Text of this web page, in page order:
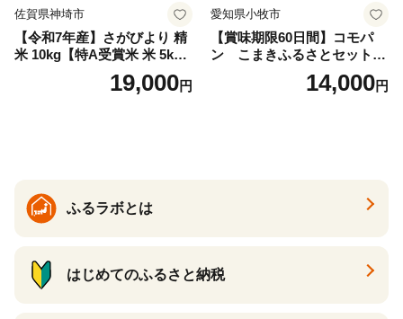
佐賀県神埼市
【令和7年産】さがびより 精
米 10kg【特A受賞米 米 5kg×
2袋 お米 コメ こめ 国産 美味
しい ブランド米 人気 ランキ
19,000円
愛知県小牧市
【賞味期限60日間】コモパ
ン こまきふるさとセット
（24個入り）／災害用備蓄
保存食 非常食 防災グッズに
14,000円
ふるラボとは
はじめてのふるさと納税